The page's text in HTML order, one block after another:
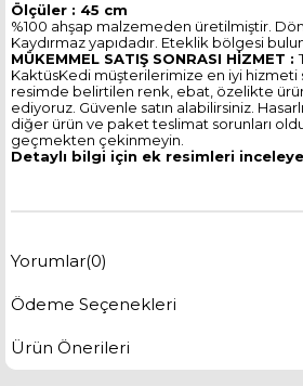
Ölçüler : 45 cm
%100 ahşap malzemeden üretilmiştir.
Kaydırmaz yapıdadır. Eteklik bölgesi
MÜKEMMEL SATIŞ SONRASI HİZMET :
KaktüsKedi müşterilerimize en iyi hizmeti
resimde belirtilen renk, ebat, özelikte
ediyoruz. Güvenle satın alabilirsiniz.
diğer ürün ve paket teslimat sorunları
geçmekten çekinmeyin.
Detaylı bilgi için ek resimleri
Yorumlar(0)
Ödeme Seçenekleri
Ürün Önerileri